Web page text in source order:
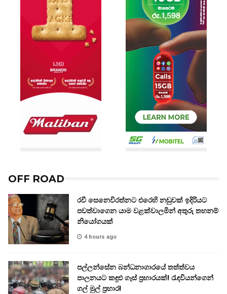
OFF ROAD
රවී සෙනෙවිරත්නට එරෙහි නඩුවක් ඉදිරියට
පවත්වාගෙන යාම වළක්වාලමින් අතුරු තහනම්
නියෝගයක්
4 hours ago
පල්ලන්සේන බන්ධනාගාරයේ තත්ත්වය
පාලනයට කඳුළු ගෑස් ප්‍රහාරයක්! රැඳවියන්ගෙන්
ගල් මුල් ප්‍රහාර!